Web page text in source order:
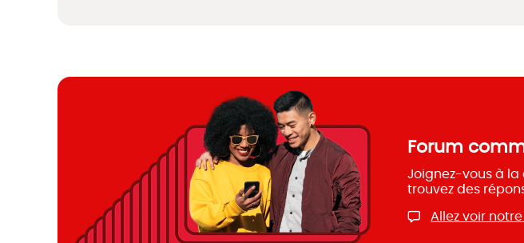
Forum
Joignez-vous à la
trouvez des
Allez voir